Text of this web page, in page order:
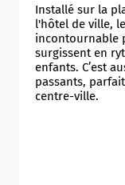
Installé sur la
l'hôtel de ville,
incontournable
surgissent en
enfants. C’est
passants,
centre-ville.